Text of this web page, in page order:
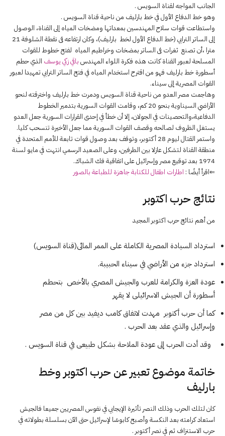
الجانب المواجه لقناة السويس .
وهو خط الدفاع الأول في خط بارليف من ناحية قناة السويس .
واستطاعت قوات سلاح المهندسين بمعداتها ومضخات المياه إلى القناة، الوصول
إلى الساتر الترابي (خط الدفاع الأول لخط بارليف)، وكان ارتفاعه فى نقطة الشلوفة 21
مترا ،أن تصنع ثغرات فى الساتر بمضخات وخراطيم المياه لفتح خطوط للقوات
المسلحة لعبور القناة كانت هذه فكرة اللواء المهندس باقي زكي يوسف الذي حطم
أسطورة خط بارليف فهو من اقترح استخدام المياه في فتح الساتر الترابي تمهيدا لعبور
القوات المصرية إلى سيناء.
وهاجمت مصر العدو من ناحية قناة السويس ودمرت خط بارليف واخترقته لنحو
الأراضي السيناوية بنحو 20 كم، وقامت القوات السورية بتدمير الخطوط
الدفاعية،والتحصينات في الجولان، إلا أن خطأ في إحدى القرارات السورية جعل العدو
يستغل الظروف لصالحه وقصف القوات السورية مما جعل الأخيرة تنسحب كليا.
واستمر القتال ليوم 28 أكتوبر، وتوقف بعد وصول قوات تابعة للأمم المتحدة في
منطقة القناة لتشكل عازلا بين الطرفين، وعلى الصعيد الرسمي انتهت في مايو لسنة
1974 بعد توقيع مصر وإسرائيل على اتفاقية فك الشباك.
⇐اقرأ أيضًا : اطارات اطفال للكتابة جاهزة للطباعة بالصور
نتائج حرب اكتوبر
من أهم نتائج حرب اكتوبر المجيد
استرداد السيادة المصرية الكاملة على الممر المائى(قناة السويس)
استرداد جزء من الأراضي في سيناء الحبيبة.
عودة العزة والكرامة للعرب والجيش المصري بالأخص بتحطم
أسطورة أن الجيش الاسرائيلى لا يقهر
كما أن حرب أكتوبر مهدت لاتفاق كامب ديفيد بين كل من مصر
وإسرائيل والذي عقد بعد الحرب .
وقد أدت الحرب إلى عودة الملاحة بشكل طبيعى في قناة السويس .
خاتمة موضوع تعبير عن حرب اكتوبر وخط
بارليف
كان لتلك الحرب وذلك النصر تأثيرة الإيجابي في نفوس المصريين جميعا فالجيش
استعاد كرامته بعد النكسة وأصبح كابوسًا لإسرائيل حتى الآن بسلسلة بطولاته في
حرب الاستنزاف ثم في نصر أكتوبر .